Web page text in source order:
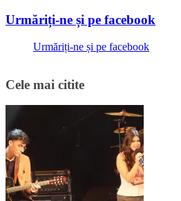
Urmăriți-ne și pe facebook
Urmăriți-ne și pe facebook
Cele mai citite